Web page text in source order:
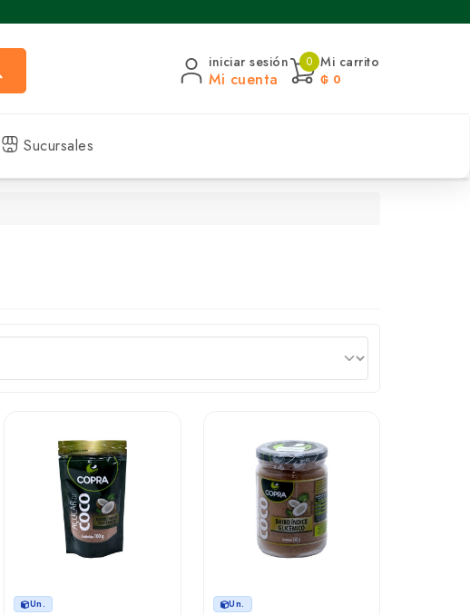
iniciar sesión
Mi cuenta
0 Mi carrito
₲ 0
Sucursales
Un. Un.